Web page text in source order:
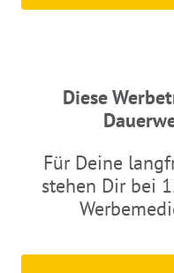
Diese
Für Deine
stehen Dir bei